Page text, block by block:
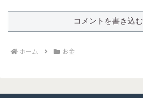
コメントを書き込む
ホーム お金